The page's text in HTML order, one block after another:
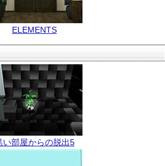
ELEMENTS
い部屋からの脱出5